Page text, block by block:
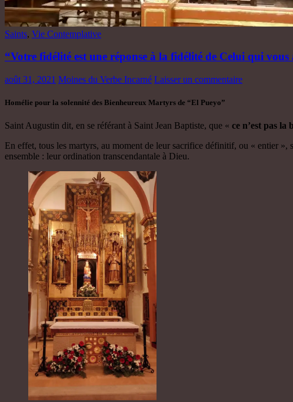
Saints, Vie Contemplative
“Votre fidélité est une réponse à la fidélité de Celui qui
août 31, 2021 Moines du Verbe Incarné Laisser un commentaire
Homélie pour la solennité des Bienheureux Martyrs de “El Pueyo”
Saint Augustin dit, en se référant à Saint Jean Baptiste, que « ce n’est pas la
En effet, tous les martyrs, au moment de leur sacrifice définitif, ou « entier »,
ensemble : leur ordination transcendantale à Dieu.